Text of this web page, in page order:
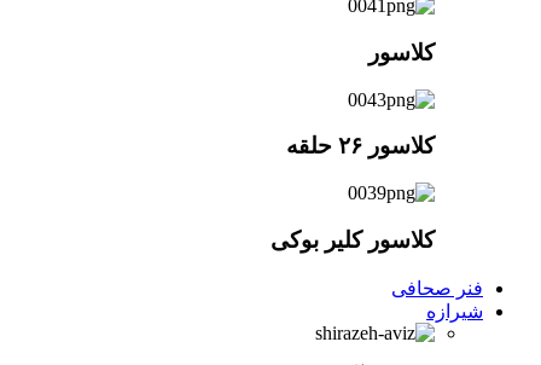
کلاسور
کلاسور ۲۶ حلقه
کلاسور کلیر بوکی
فنر صحافی
شیرازه